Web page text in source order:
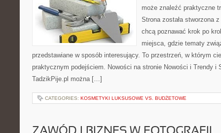
może znaleźć praktyczne
Strona została stworzona
chcą poznawać krok po
miejsca, gdzie tematy
przedstawiane w sposób interesujący. To przestrzeń, w którym
praktycznym podejściem. Nowości na stronie Nowości i Trendy i
TadzikPije.pl można […]
CATEGORIES: KOSMETYKI LUKSUSOWE VS. BUDŻETOWE